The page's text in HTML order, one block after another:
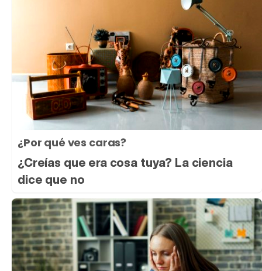
¿Por qué ves caras?
¿Creías que era cosa tuya? La ciencia
dice que no